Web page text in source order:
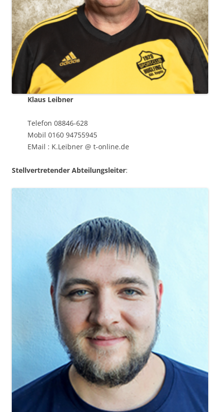
Klaus Leibner
Telefon 08846-628
Mobil 0160 94755945
EMail : K.Leibner @ t-online.de
Stellvertretender Abteilungsleiter: